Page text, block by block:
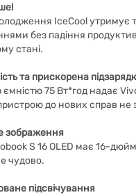
IceCool утримує
без падіння
стані.
та прискорена
75 Вт*год надає
до нових справ не
зображення
S 16 OLED має 16-
чудово.
підсвічування